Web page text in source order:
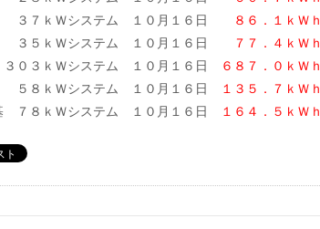
３７ｋＷシステム １０月１６日
８６．１ｋＷｈ
３５ｋＷシステム １０月１６日
７７．４ｋＷｈ
０３ｋＷシステム １０月１６日
６８７．０ｋＷｈ
８ｋＷシステム １０月１６日
１３５．７ｋＷｈ
７８ｋＷシステム １０月１６日
１６４．５ｋＷｈ